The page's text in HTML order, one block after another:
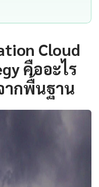
Cloud
คืออะไร
ากพื้นฐาน